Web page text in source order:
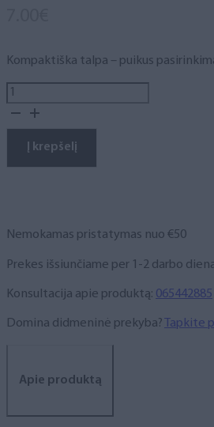
Kompaktiška talpa – puikus
produkto
kiekis:
gelinis
lakas,
Į krepšelį
Nemokamas pristatymas nuo €50
Prekes išsiunčiame per 1-2 darbo
Konsultacija apie produktą: 065442885
Domina didmeninė prekyba? Tapkite
Apie produktą